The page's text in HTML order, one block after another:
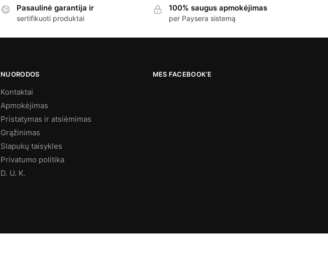
Pasaulinė garantija ir
sertifikuoti produktai
100% saugus apmokėjimas
per Paysera sistemą
NUORODOS
Kontaktai
Apmokėjimas
Pristatymas ir atsiėmimas
Grąžinimas
Slapukų taisykles
Privatumo politika
D. U. K.
MES FACEBOOK’E